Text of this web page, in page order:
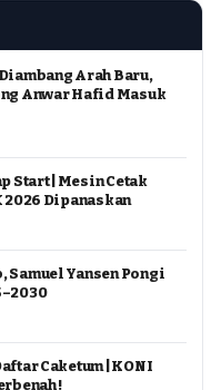
Arah Baru,
Anwar Hafid Masuk
Start | Mesin Cetak
Dipanaskan
Yansen Pongi
Caketum | KONI
!